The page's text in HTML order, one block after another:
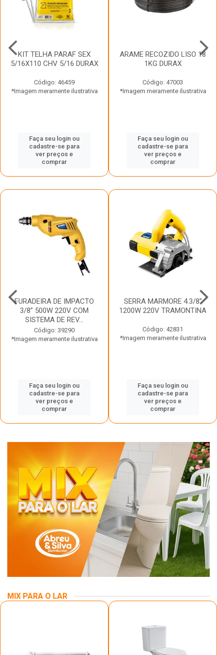
KIT TELHA PARAF SEX
5/16X110 CHV 5/16 DURAX
Código: 46459
*Imagem meramente ilustrativa
Faça seu login ou
cadastre-se para
ver preços e
comprar
ARAME RECOZIDO LISO 18
1KG DURAX
Código: 47003
*Imagem meramente ilustrativa
Faça seu login ou
cadastre-se para
ver preços e
comprar
FURADEIRA DE IMPACTO
3/8” 500W 220V COM
SISTEMA DE REV...
Código: 39290
*Imagem meramente ilustrativa
Faça seu login ou
cadastre-se para
ver preços e
comprar
SERRA MARMORE 4.3/8”
1200W 220V TRAMONTINA
Código: 42831
*Imagem meramente ilustrativa
Faça seu login ou
cadastre-se para
ver preços e
comprar
MIX PARA O LAR